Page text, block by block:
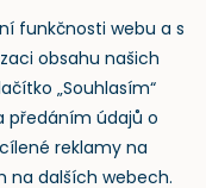
funkčnosti webu a s
obsahu našich
„Souhlasím“
předáním údajů o
reklamy na
na dalších webech.